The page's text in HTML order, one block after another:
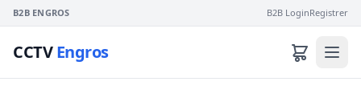
B2B ENGROS B2B LoginRegistrer
CCTVEngros